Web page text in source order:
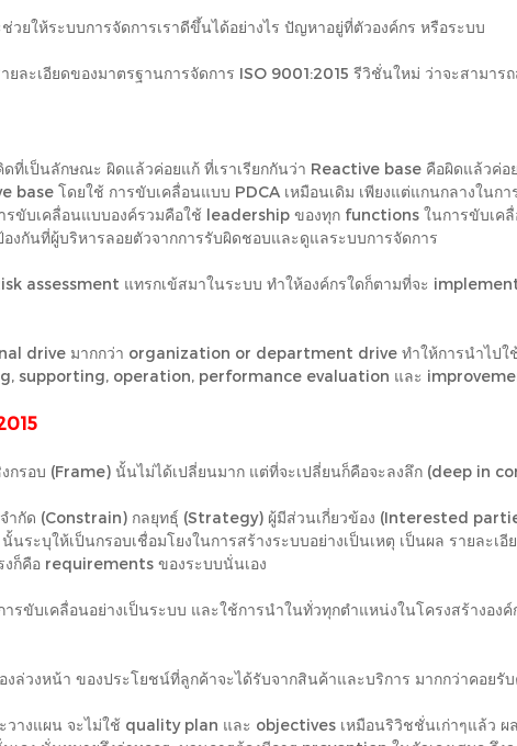
วยให้ระบบการจัดการเราดีขึ้นได้อย่างไร ปัญหาอยู่ที่ตัวองค์กร หรือระบบ
ละเอียดของมาตรฐานการจัดการ ISO 9001:2015 รีวิชั่นใหม่ ว่าจะสามาร
ลักษณะ ผิดแล้วค่อยแก้ ที่เราเรียกกันว่า Reactive base คือผิดแล้วค่อ
โดยใช้ การขับเคลื่อนแบบ PDCA เหมือนเดิม เพียงแต่แกนกลางในก
บเคลื่อนแบบองค์รวมคือใช้ leadership ของทุก functions ในการขับเคลื่
งกันที่ผู้บริหารลอยตัวจากการรับผิดชอบและดูแลระบบการจัดการ
assessment แทรกเข้สมาในระบบ ทำให้องค์กรใดก็ตามที่จะ
drive มากกว่า organization or department drive ทำให้การนำไป
supporting, operation, performance evaluation และ
งกรอบ (Frame) นั้นไม่ได้เปลี่ยนมาก แต่ที่จะเปลี่ยนก็คือจะลงลึก (deep in
ำกัด (Constrain) กลยุทธุ์ (Strategy) ผู้มีส่วนเกี่ยวข้อง (Interested
นระบุให้เป็นกรอบเชื่อมโยงในการสร้างระบบอย่างเป็นเหตุ เป็นผล รายล
งก็คือ requirements ของระบบนั่นเอง
ขับเคลื่อนอย่างเป็นระบบ และใช้การนำในทั่วทุกตำแหน่งในโครงสร้างอง
ล่วงหน้า ของประโยชน์ที่ลูกค้าจะได้รับจากสินค้าและบริการ มากกว่าคอยรั
วางแผน จะไม่ใช้ quality plan และ objectives เหมือนริวิชชั่นเก่าๆแล้ว ผ